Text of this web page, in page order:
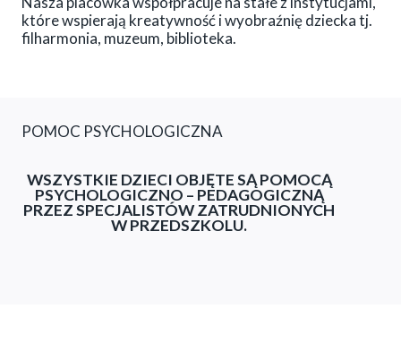
które wspierają kreatywność i wyobraźnię dziecka tj.
filharmonia, muzeum, biblioteka.
POMOC PSYCHOLOGICZNA
WSZYSTKIE DZIECI OBJĘTE SĄ POMOCĄ
PSYCHOLOGICZNO – PEDAGOGICZNĄ
PRZEZ SPECJALISTÓW ZATRUDNIONYCH
W PRZEDSZKOLU.